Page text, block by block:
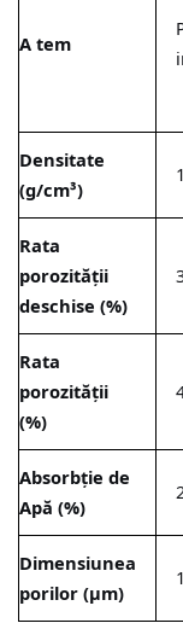
A tem
Densitate
(g/cm³)
Rata
porozității
deschise (%)
Rata
porozității
(%)
Absorbție de
Apă (%)
Dimensiunea
porilor (μm)